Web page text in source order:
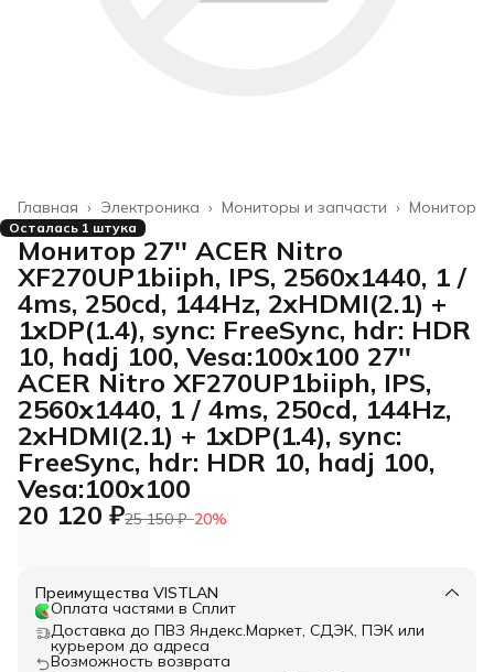
Монитор
Мониторы и запчасти ›
Электроника ›
Главная ›
Осталась 1 штука
Монитор 27'' ACER Nitro
XF270UP1biiph, IPS, 2560x1440, 1 /
4ms, 250cd, 144Hz, 2xHDMI(2.1) +
1xDP(1.4), sync: FreeSync, hdr: HDR
10, hadj 100, Vesa:100x100 27''
ACER Nitro XF270UP1biiph, IPS,
2560x1440, 1 / 4ms, 250cd, 144Hz,
2xHDMI(2.1) + 1xDP(1.4), sync:
FreeSync, hdr: HDR 10, hadj 100,
Vesa:100x100
20 120 ₽25 150 ₽−20%
Преимущества VISTLAN
Оплата частями в Сплит
Доставка до ПВЗ Яндекс.Маркет, СДЭК, ПЭК или
курьером до адреса
Возможность возврата